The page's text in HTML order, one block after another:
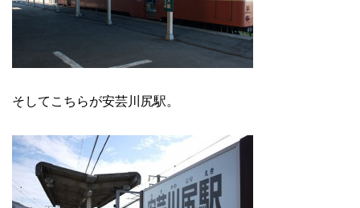
そしてこちらが安芸川尻駅。